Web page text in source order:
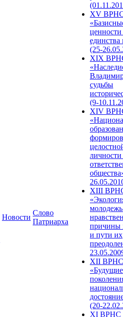
Новости
Слово
Патриарха
XV
единства
(25-
XIX
судьбы
(9-
XIV
XIII
причины
и пути их
XII ВРНС
«Будущие
(20-
XI ВРНС